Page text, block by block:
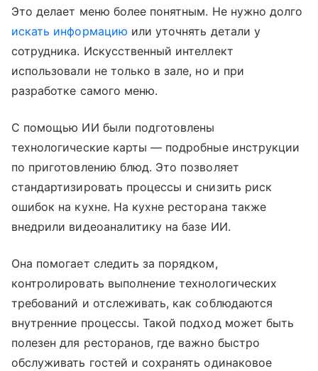
Это делает меню более понятным. Не нужно долго
искать информацию или уточнять детали у
сотрудника. Искусственный интеллект
использовали не только в зале, но и при
разработке самого меню.
С помощью ИИ были подготовлены
технологические карты — подробные инструкции
по приготовлению блюд. Это позволяет
стандартизировать процессы и снизить риск
ошибок на кухне. На кухне ресторана также
внедрили видеоаналитику на базе ИИ.
Она помогает следить за порядком,
контролировать выполнение технологических
требований и отслеживать, как соблюдаются
внутренние процессы. Такой подход может быть
полезен для ресторанов, где важно быстро
обслуживать гостей и сохранять одинаковое